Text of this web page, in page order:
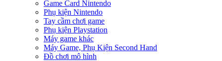
Game Card Nintendo
Phụ kiện Nintendo
Tay cầm chơi game
Phụ kiện Playstation
Máy game khác
Máy Game, Phụ Kiện Second Hand
Đồ chơi mô hình